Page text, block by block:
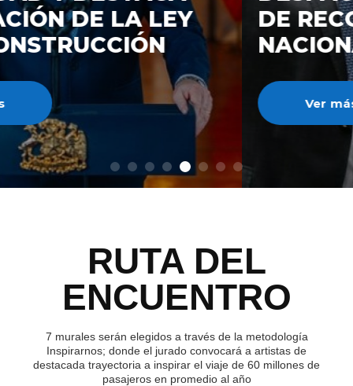
DE RECONSTRUCCIÓ
NACIONAL
Ver más
RUTA DEL
ENCUENTRO
7 murales serán elegidos a través de la metodología
Inspirarnos; donde el jurado convocará a artistas de
destacada trayectoria a inspirar el viaje de 60 millones de
pasajeros en promedio al año